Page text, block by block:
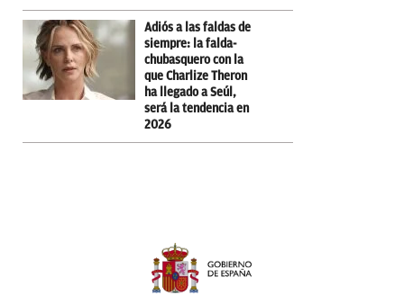
Adiós a las faldas de
siempre: la falda-
chubasquero con la
que Charlize Theron
ha llegado a Seúl,
será la tendencia en
2026